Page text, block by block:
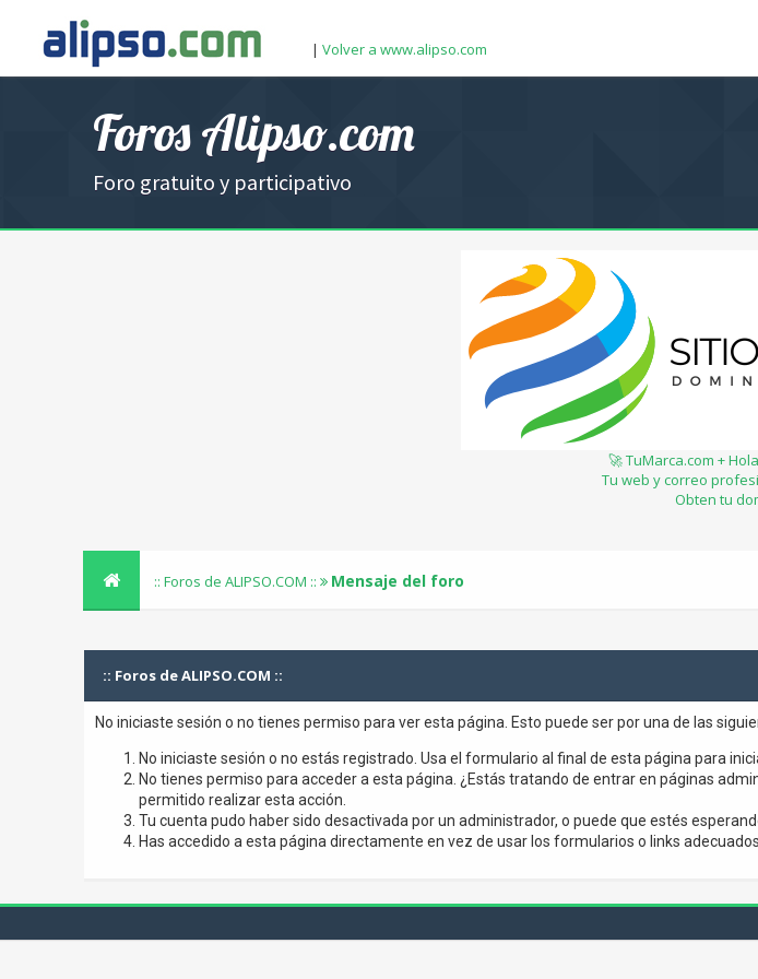
| Volver a www.alipso.com
Foros Alipso.com
Foro gratuito y participativo
🚀 TuMarca.com +
Tu web y correo
Obten tu
:: Foros de ALIPSO.COM :: Mensaje del foro
:: Foros de ALIPSO.COM ::
No iniciaste sesión o no tienes permiso para ver esta página. Esto puede ser por una de las
No iniciaste sesión o no estás registrado. Usa el formulario al final de esta página para
No tienes permiso para acceder a esta página. ¿Estás tratando de entrar en páginas
permitido realizar esta acción.
Tu cuenta pudo haber sido desactivada por un administrador, o puede que estés
Has accedido a esta página directamente en vez de usar los formularios o links adecuados.